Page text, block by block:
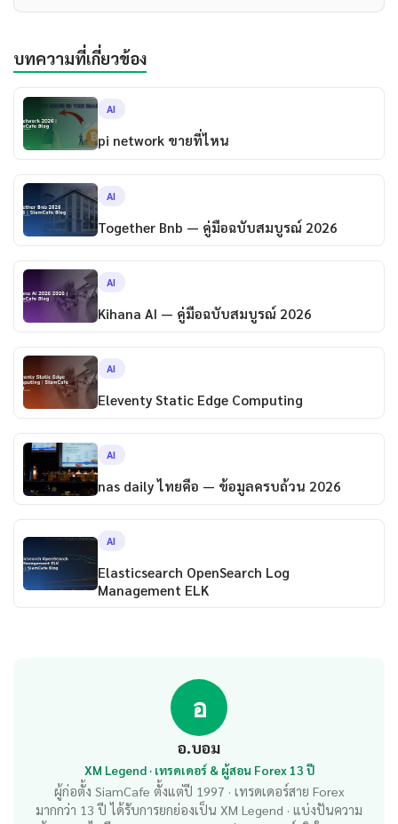
บทความที่เกี่ยวข้อง
AI
pi network ขายที่ไหน
AI
Together Bnb — คู่มือฉบับสมบูรณ์ 2026
AI
Kihana AI — คู่มือฉบับสมบูรณ์ 2026
AI
Eleventy Static Edge Computing
AI
nas daily ไทยคือ — ข้อมูลครบถ้วน 2026
AI
Elasticsearch OpenSearch Log
Management ELK
อ
อ.บอม
XM Legend · เทรดเดอร์ & ผู้สอน Forex 13 ปี
ผู้ก่อตั้ง SiamCafe ตั้งแต่ปี 1997 · เทรดเดอร์สาย Forex
มากกว่า 13 ปี ได้รับการยกย่องเป็น XM Legend · แบ่งปันความ